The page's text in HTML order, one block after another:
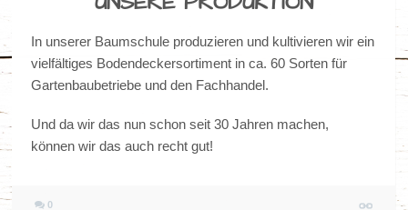
In unserer Baumschule produzieren und kultivieren wir ein
vielfältiges Bodendeckersortiment in ca. 60 Sorten für
Gartenbaubetriebe und den Fachhandel.
Und da wir das nun schon seit 30 Jahren machen,
können wir das auch recht gut!
0